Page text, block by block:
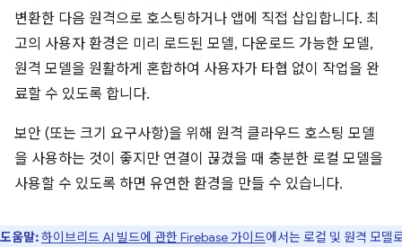
변환한 다음 원격으로 호스팅하거나 앱에 직접 삽입합니다. 최
고의 사용자 환경은 미리 로드된 모델, 다운로드 가능한 모델,
원격 모델을 원활하게 혼합하여 사용자가 타협 없이 작업을 완
료할 수 있도록 합니다.
보안 (또는 크기 요구사항)을 위해 원격 클라우드 호스팅 모델
을 사용하는 것이 좋지만 연결이 끊겼을 때 충분한 로컬 모델을
사용할 수 있도록 하면 유연한 환경을 만들 수 있습니다.
도움말:하이브리드 AI 빌드에 관한 Firebase 가이드에서는 로컬 및 원격 모델